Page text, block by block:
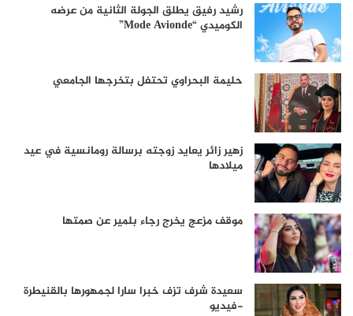
رشيد رفيق يطلق الجولة الثانية من عرضه
الكوميدي “Mode Avionde”
حليمة البحراوي تحتفل بتخرجها الجامعي
زهير زائر يعايد زوجته برسالة رومانسية في عيد
ميلادها
موقف مزعج يخرج رجاء بلمير عن صمتها
سعيدة شرف تزف خبرا سارا لجمهورها بالقنيطرة
-فيديو